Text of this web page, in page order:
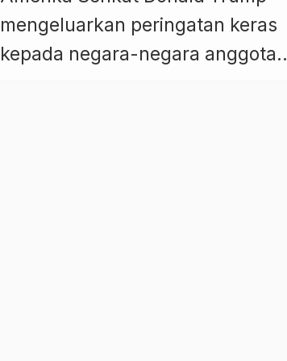
mengeluarkan peringatan keras
kepada negara-negara anggota